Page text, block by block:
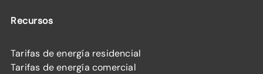
Recursos
Tarifas de energía residencial
Tarifas de energía comercial